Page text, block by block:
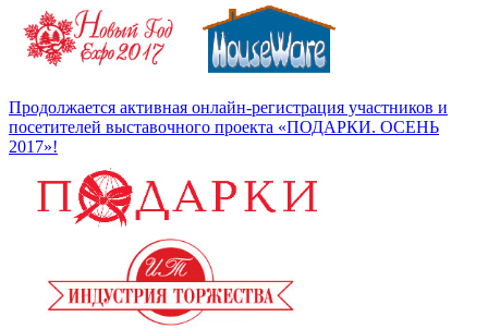
Продолжается активная онлайн-регистрация участников и
посетителей выставочного проекта «ПОДАРКИ. ОСЕНЬ
2017»!